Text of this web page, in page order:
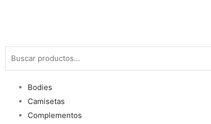
por:
Bodies
Camisetas
Complementos